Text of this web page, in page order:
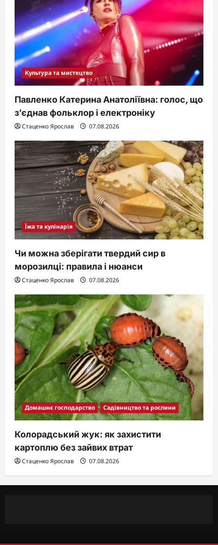
Культура та мистецтво
Павленко Катерина Анатоліївна: голос, що
з’єднав фольклор і електроніку
Стаценко Ярослав 07.08.2026
Їжа та кулінарія
Чи можна зберігати твердий сир в
морозилці: правила і нюанси
Стаценко Ярослав 07.08.2026
Домашнє господарство Садівництво та рослини
Колорадський жук: як захистити
картоплю без зайвих втрат
Стаценко Ярослав 07.08.2026